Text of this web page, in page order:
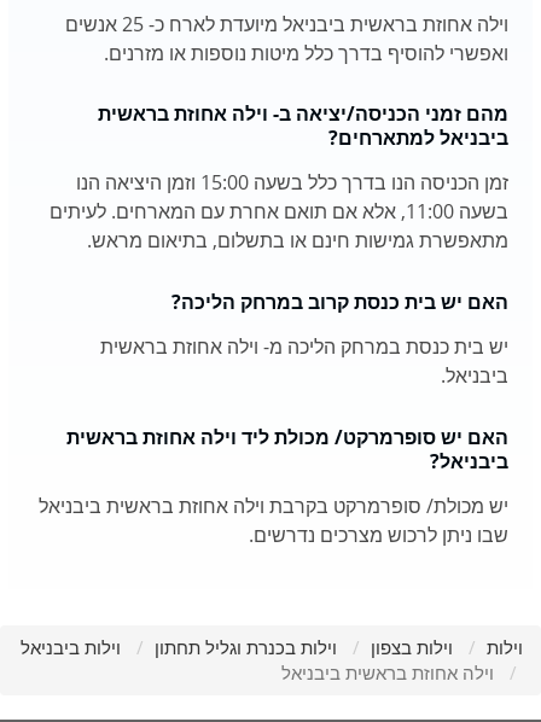
וילה אחוזת בראשית ביבניאל מיועדת לארח כ- 25 אנשים
ואפשרי להוסיף בדרך כלל מיטות נוספות או מזרנים.
מהם זמני הכניסה/יציאה ב- וילה אחוזת בראשית
ביבניאל למתארחים?
זמן הכניסה הנו בדרך כלל בשעה 15:00 וזמן היציאה הנו
בשעה 11:00, אלא אם תואם אחרת עם המארחים. לעיתים
מתאפשרת גמישות חינם או בתשלום, בתיאום מראש.
האם יש בית כנסת קרוב במרחק הליכה?
יש בית כנסת במרחק הליכה מ- וילה אחוזת בראשית
ביבניאל.
האם יש סופרמרקט/ מכולת ליד וילה אחוזת בראשית
ביבניאל?
יש מכולת/ סופרמרקט בקרבת וילה אחוזת בראשית ביבניאל
שבו ניתן לרכוש מצרכים נדרשים.
וילות וילות בצפון וילות בכנרת וגליל תחתון
וילות ביבניאל
וילה אחוזת בראשית ביבניאל